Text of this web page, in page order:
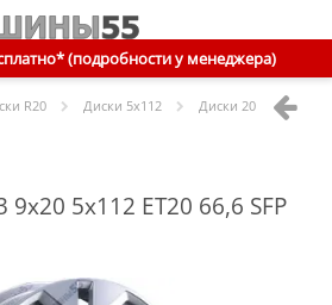
(подробности у менеджера)
R20 Диски 5x112 Диски 20 5x112 ET20
5x112 ET20 66,6 SFP